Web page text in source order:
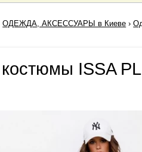
ОДЕЖДА, АКСЕССУАРЫ в Киеве ›
ISSA